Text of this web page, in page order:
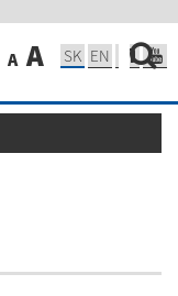
A A SK EN